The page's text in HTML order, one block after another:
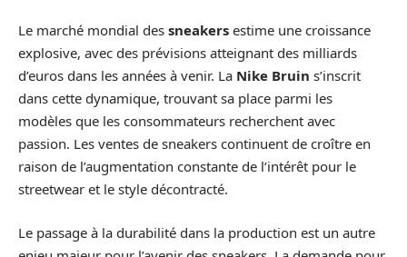
Le marché mondial des sneakers estime une croissance
explosive, avec des prévisions atteignant des milliards
d’euros dans les années à venir. La Nike Bruin s’inscrit
dans cette dynamique, trouvant sa place parmi les
modèles que les consommateurs recherchent avec
passion. Les ventes de sneakers continuent de croître en
raison de l’augmentation constante de l’intérêt pour le
streetwear et le style décontracté.
Le passage à la durabilité dans la production est un autre